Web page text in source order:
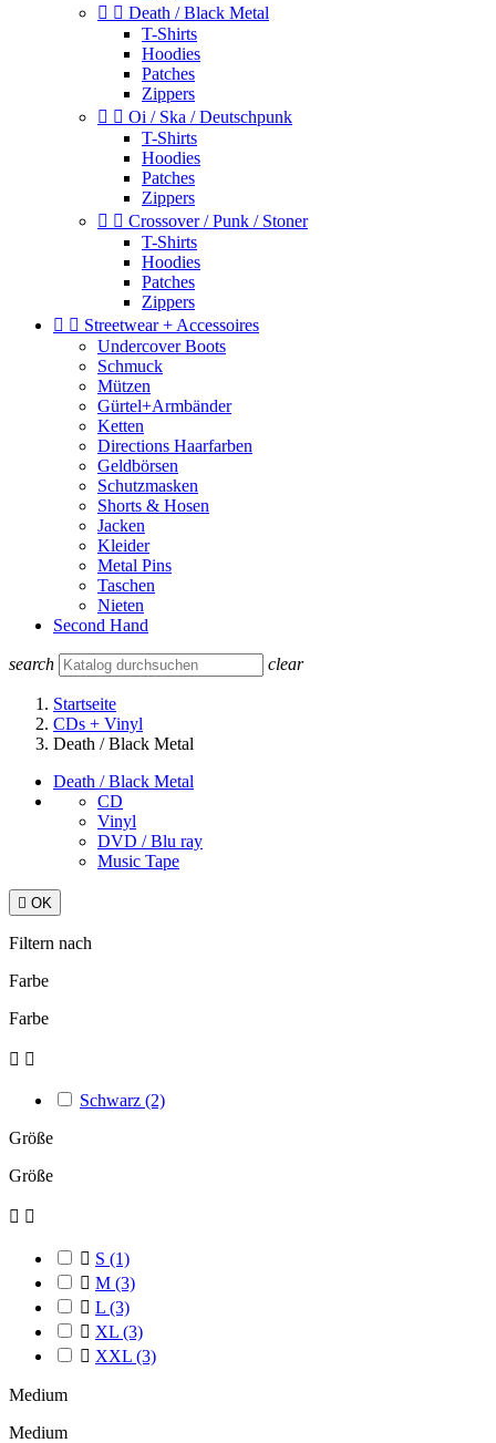
  Death / Black Metal
T-Shirts
Hoodies
Patches
Zippers
  Oi / Ska / Deutschpunk
T-Shirts
Hoodies
Patches
Zippers
  Crossover / Punk / Stoner
T-Shirts
Hoodies
Patches
Zippers
  Streetwear + Accessoires
Undercover Boots
Schmuck
Mützen
Gürtel+Armbänder
Ketten
Directions Haarfarben
Geldbörsen
Schutzmasken
Shorts & Hosen
Jacken
Kleider
Metal Pins
Taschen
Nieten
Second Hand
search clear
Startseite
CDs + Vinyl
Death / Black Metal
Death / Black Metal
CD
Vinyl
DVD / Blu ray
Music Tape
 OK
Filtern nach
Farbe
Farbe
 
Schwarz (2)
Größe
Größe
 
 S (1)
 M (3)
 L (3)
 XL (3)
 XXL (3)
Medium
Medium